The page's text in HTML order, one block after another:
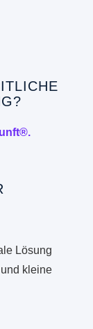
Lösung
kleine